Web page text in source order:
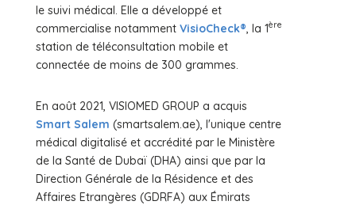
le suivi médical. Elle a développé et
commercialise notamment VisioCheck® , la 1ère
station de téléconsultation mobile et
connectée de moins de 300 grammes.
En août 2021, VISIOMED GROUP a acquis
Smart Salem (smartsalem.ae), l'unique centre
médical digitalisé et accrédité par le Ministère
de la Santé de Dubaï (DHA) ainsi que par la
Direction Générale de la Résidence et des
Affaires Etrangères (GDRFA) aux Émirats